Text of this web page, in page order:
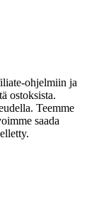
ohjelmiin ja
ostoksista.
Teemme
saada